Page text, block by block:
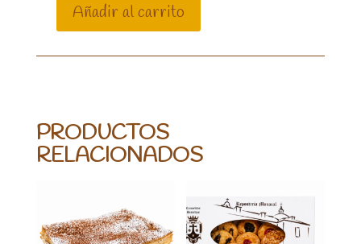
CUADRADILLOS
CON
Añadir al carrito
PRODUCTOS
RELACIONADOS